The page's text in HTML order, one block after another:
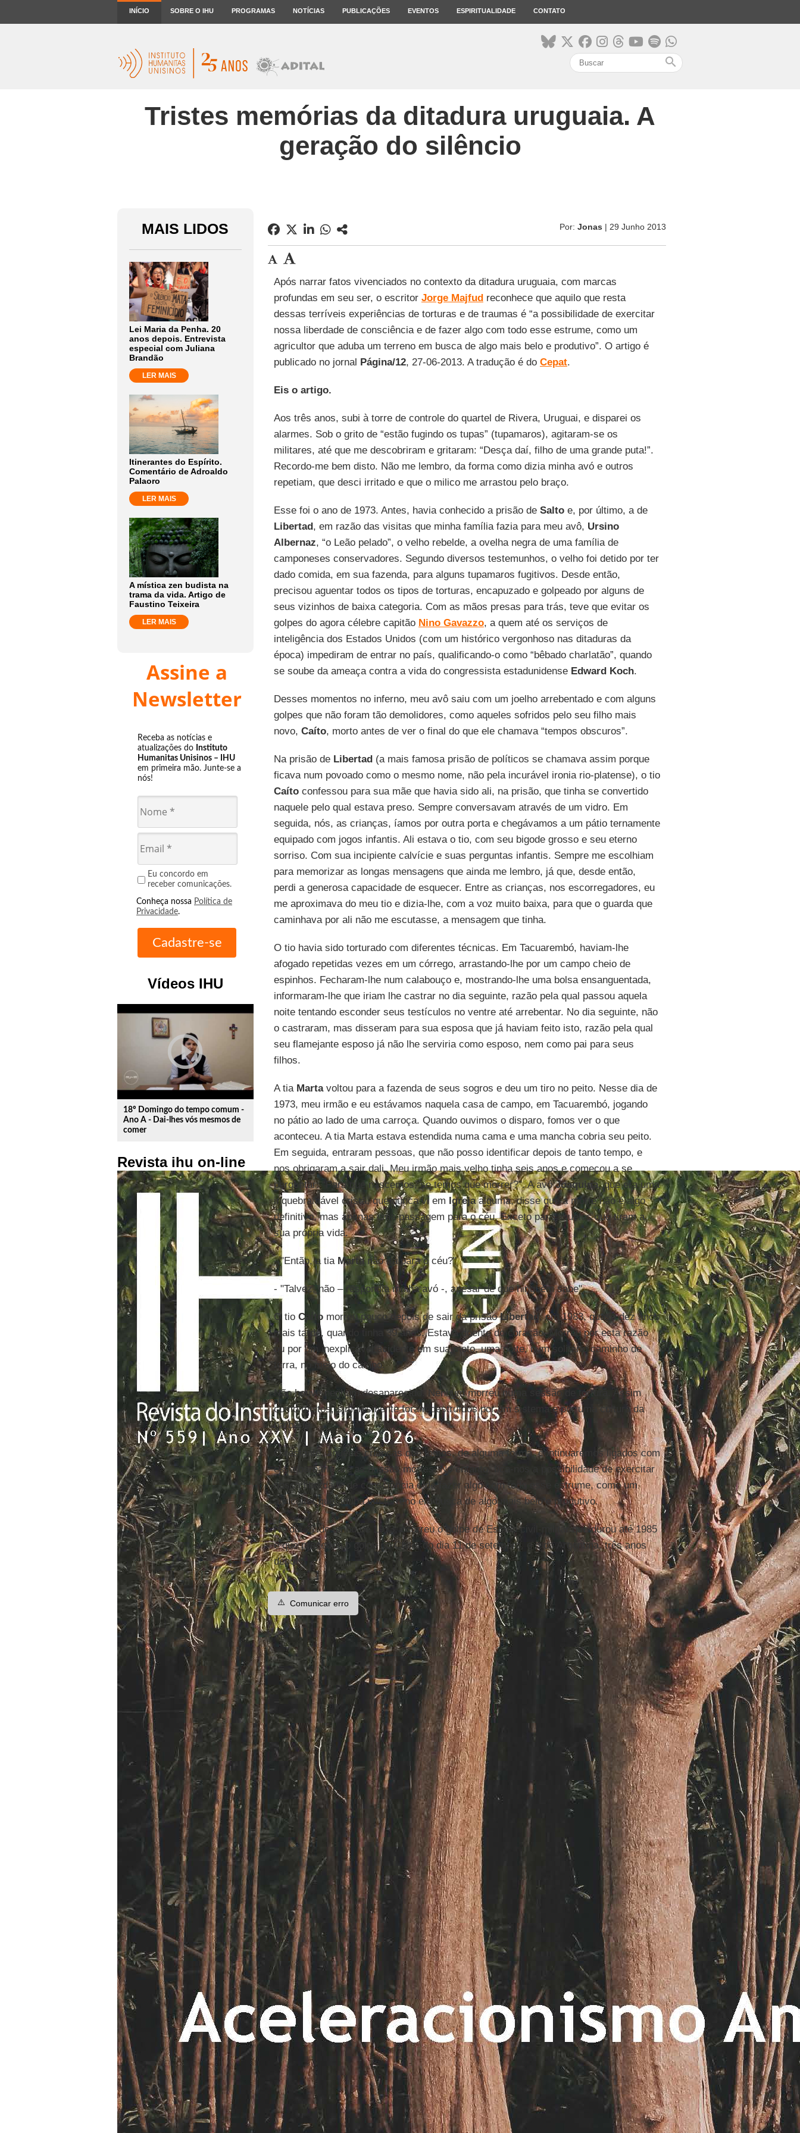
INÍCIO SOBRE O IHU PROGRAMAS NOTÍCIAS PUBLICAÇÕES EVENTOS ESPIRITUALIDADE CONTATO
search
Tristes memórias da ditadura uruguaia. A
geração do silêncio
MAIS LIDOS
Lei Maria da Penha. 20
anos depois. Entrevista
especial com Juliana
Brandão
LER MAIS
Itinerantes do Espírito.
Comentário de Adroaldo
Palaoro
LER MAIS
A mística zen budista na
trama da vida. Artigo de
Faustino Teixeira
LER MAIS
Assine a
Newsletter
Receba as notícias e
atualizações do Instituto
Humanitas Unisinos – IHU
em primeira mão. Junte-se a
nós!
Eu concordo em
receber comunicações.
Conheça nossa Política de
Privacidade.
Vídeos IHU
play_circle_outline
18º Domingo do tempo comum -
Ano A - Dai-lhes vós mesmos de
comer
Revista ihu on-line
Por: Jonas | 29 Junho 2013
Após narrar fatos vivenciados no contexto da ditadura uruguaia, com marcas
profundas em seu ser, o escritor Jorge Majfudreconhece que aquilo que resta
dessas terríveis experiências de torturas e de traumas é “a possibilidade de exercitar
nossa liberdade de consciência e de fazer algo com todo esse estrume, como um
agricultor que aduba um terreno em busca de algo mais belo e produtivo”. O artigo é
publicado no jornal Página/12, 27-06-2013. A tradução é do Cepat.
Eis o artigo.
Aos três anos, subi à torre de controle do quartel de Rivera, Uruguai, e disparei os
alarmes. Sob o grito de “estão fugindo os tupas” (tupamaros), agitaram-se os
militares, até que me descobriram e gritaram: “Desça daí, filho de uma grande puta!”.
Recordo-me bem disto. Não me lembro, da forma como dizia minha avó e outros
repetiam, que desci irritado e que o milico me arrastou pelo braço.
Esse foi o ano de 1973. Antes, havia conhecido a prisão de Saltoe, por último, a de
Libertad, em razão das visitas que minha família fazia para meu avô, Ursino
Albernaz, “o Leão pelado”, o velho rebelde, a ovelha negra de uma família de
camponeses conservadores. Segundo diversos testemunhos, o velho foi detido por ter
dado comida, em sua fazenda, para alguns tupamaros fugitivos. Desde então,
precisou aguentar todos os tipos de torturas, encapuzado e golpeado por alguns de
seus vizinhos de baixa categoria. Com as mãos presas para trás, teve que evitar os
golpes do agora célebre capitão Nino Gavazzo, a quem até os serviços de
inteligência dos Estados Unidos (com um histórico vergonhoso nas ditaduras da
época) impediram de entrar no país, qualificando-o como “bêbado charlatão”, quando
se soube da ameaça contra a vida do congressista estadunidense Edward Koch.
Desses momentos no inferno, meu avô saiu com um joelho arrebentado e com alguns
golpes que não foram tão demolidores, como aqueles sofridos pelo seu filho mais
novo, Caíto, morto antes de ver o final do que ele chamava “tempos obscuros”.
Na prisão de Libertad(a mais famosa prisão de políticos se chamava assim porque
ficava num povoado como o mesmo nome, não pela incurável ironia rio-platense), o tio
Caítoconfessou para sua mãe que havia sido ali, na prisão, que tinha se convertido
naquele pelo qual estava preso. Sempre conversavam através de um vidro. Em
seguida, nós, as crianças, íamos por outra porta e chegávamos a um pátio ternamente
equipado com jogos infantis. Ali estava o tio, com seu bigode grosso e seu eterno
sorriso. Com sua incipiente calvície e suas perguntas infantis. Sempre me escolhiam
para memorizar as longas mensagens que ainda me lembro, já que, desde então,
perdi a generosa capacidade de esquecer. Entre as crianças, nos escorregadores, eu
me aproximava do meu tio e dizia-lhe, com a voz muito baixa, para que o guarda que
caminhava por ali não me escutasse, a mensagem que tinha.
O tio havia sido torturado com diferentes técnicas. Em Tacuarembó, haviam-lhe
afogado repetidas vezes em um córrego, arrastando-lhe por um campo cheio de
espinhos. Fecharam-lhe num calabouço e, mostrando-lhe uma bolsa ensanguentada,
informaram-lhe que iriam lhe castrar no dia seguinte, razão pela qual passou aquela
noite tentando esconder seus testículos no ventre até arrebentar. No dia seguinte, não
o castraram, mas disseram para sua esposa que já haviam feito isto, razão pela qual
seu flamejante esposo já não lhe serviria como esposo, nem como pai para seus
filhos.
A tia Martavoltou para a fazenda de seus sogros e deu um tiro no peito. Nesse dia de
1973, meu irmão e eu estávamos naquela casa de campo, em Tacuarembó, jogando
no pátio ao lado de uma carroça. Quando ouvimos o disparo, fomos ver o que
aconteceu. A tia Marta estava estendida numa cama e uma mancha cobria seu peito.
Em seguida, entraram pessoas, que não posso identificar depois de tanto tempo, e
nos obrigaram a sair dali. Meu irmão mais velho tinha seis anos e começou a se
perguntar: “Para que nascemos, se temos que morrer?”. A avóJoaquina, que era uma
inquebrantável cristã, que nunca vi em Igrejaalguma, disse que a morte não é algo
definitivo, mas apenas uma passagem para o céu. Exceto para aqueles que tiram a
sua própria vida.
- "Então, a tia Martanão irá para o céu?"
- "Talvez, não – respondia minha avó -, apesar de que ninguém sabe".
O tio Caítomorreu pouco depois de sair da prisãoLibertad, em 1983, quase dez anos
mais tarde, quando tinha 39 anos. Estava doente do coração. Morreu por esta razão
ou por um inexplicável acidente em sua moto, uma noite, num solitário caminho de
terra, no meio do campo.
Não houve nenhum desaparecido. Nenhum morreu numa sessão de tortura. Assim
como muitos, simplesmente foram destruídos por um sistema e por uma cultura da
barbárie.
O restante, aquelas crianças que fomos, de alguma forma, continuaremos ligados com
essa barbárie até as nossas mortes. No entanto, fica-nos a possibilidade de exercitar
nossa liberdade de consciência e de fazer algo com todo esse estrume, como um
agricultor que aduba um terreno em busca de algo mais belo e produtivo.
No dia 27 de junho de 1973, ocorreu o golpe de Estado civil-militar que durou até 1985
e que precedeu o golpe no Chile, do dia 11 de setembro, e o da Argentina, três anos
depois.
⚠️ Comunicar erro